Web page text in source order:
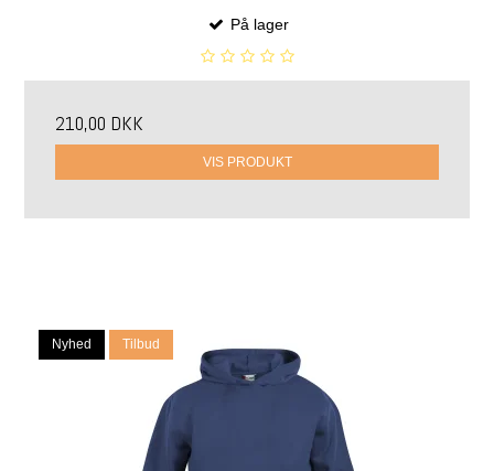
På lager
210,00 DKK
VIS PRODUKT
Nyhed Tilbud